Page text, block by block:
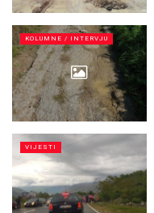
KOLUMNE / INTERVJU
VIJESTI